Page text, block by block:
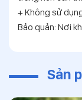
+ Không sử
Bảo quản: Nơi
Sản